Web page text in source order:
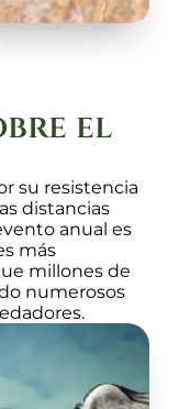
el
su resistencia
distancias
anual es
más
millones de
numerosos